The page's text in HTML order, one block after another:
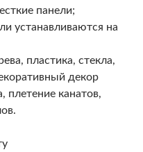
панели;
устанавливаются на
пластика, стекла,
декор
плетение канатов,